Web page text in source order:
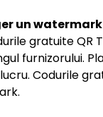
un
gratuite QR
furnizorului.
Codurile